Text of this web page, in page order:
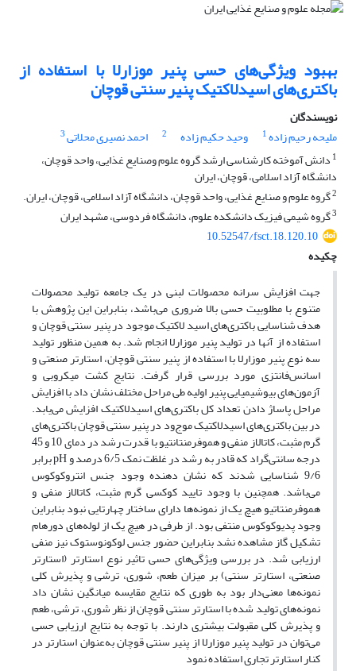
بهبود ویژ‌گی‌های حسی پنیر موزارلا با استفاده از
باکتری‌های اسیدلاکتیک پنیر سنتی قوچان
نویسندگان
ملیحه رحیم زاده1 وحید حکیم زاده 2 احمد نصیری محلاتی3
1 دانش آموخته کارشناسی ارشد گروه علوم وصنایع غذایی، واحد قوچان،
دانشگاه آزاد اسلامی، قوچان، ایران
2گروه علوم و صنایع غذایی، واحد قوچان، دانشگاه آزاد اسلامی، قوچان، ایران.
3گروه شیمی فیزیک دانشکده علوم، دانشگاه فردوسی، مشهد ایران
10.52547/fsct.18.120.10
چکیده
جهت افزایش سرانه محصولات لبنی در یک جامعه تولید محصولات
متنوع با مطلوبیت حسی بالا ضروری می‌باشد، بنابراین این پژوهش با
هدف شناسایی باکتری‌های اسید لاکتیک موجود در پنیر سنتی قوچان و
استفاده از آنها در تولید پنیر موزارلا انجام شد. به همین منظور تولید
سه نوع پنیر موزارلا با استفاده از پنیر سنتی قوچان، استارتر صنعتی و
اسانس‌فانتزی مورد بررسی قرار گرفت. نتایج کشت میکروبی و
آزمون‌های بیوشیمیایی پنیر اولیه طی مراحل مختلف نشان داد با افزایش
مراحل پاساژ دادن تعداد کل باکتری‌های اسیدلاکتیک افزایش می‌یابد.
در بین باکتری‌های اسیدلاکتیک موجود در پنیر سنتی قوچان باکتری‌های
گرم مثبت، کاتالاز منفی و هموفرمنتانتیو با قدرت رشد در دمای 10 و 45
درجه سانتی‌گراد که قادر به رشد در غلظت نمک 6/5 درصد و pHبرابر
9/6 شناسایی شدند که نشان دهنده وجود جنس انتروکوکوس
می‌باشد. همچنین با وجود تایید کوکسی گرم مثبت، کاتالاز منفی و
هموفرمنتاتیو هیچ یک از نمونه‌ها دارای ساختار چهارتایی نبود بنابراین
وجود پدیوکوکوس منتفی بود. از طرفی در هیچ یک از لوله‌های دورهام
تشکیل گاز مشاهده نشد بنابراین حضور جنس لوکونوستوک نیز منفی
ارزیابی شد. در بررسی ویژ‌گی‌های حسی تاثیر نوع استارتر (استارتر
صنعتی، استارتر سنتی) بر میزان طعم، شوری، ترشی و پذیرش کلی
نمونه‌ها معنی‌دار بود به طوری که نتایج مقایسه میانگین نشان داد
نمونه‌های تولید شده با استارتر سنتی قوچان از نظر شوری، ترشی، طعم
و پذیرش کلی مقبولت بیشتری دارند. با توجه به نتایج ارزیابی حسی
می‌توان در تولید پنیر موزارلا از پنیر سنتی قوچان به‌عنوان استارتر در
کنار استارتر تجاری استفاده نمود